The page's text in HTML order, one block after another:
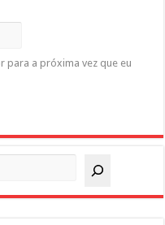
para a próxima vez que eu